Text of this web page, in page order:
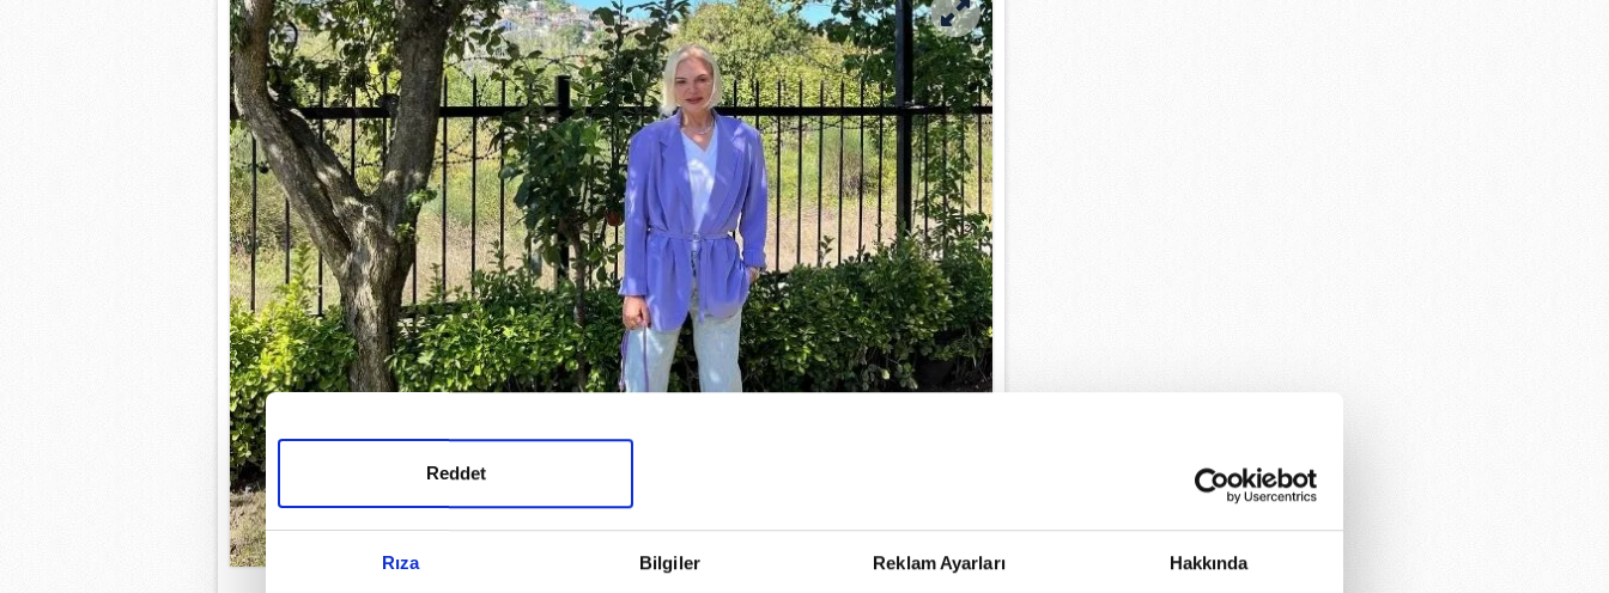
Rıza Bilgiler Reklam Ayarları Hakkında
Reddet